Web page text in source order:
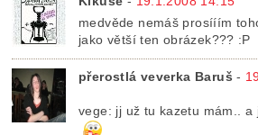
medvěde nemáš prosííím
jako větší ten obrázek??? :P
přerostlá veverka Baruš -
vege: jj už tu kazetu mám.. a